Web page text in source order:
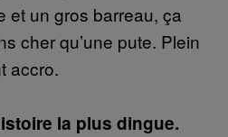
et un gros barreau, ça
cher qu’une pute. Plein
accro.
la plus dingue.